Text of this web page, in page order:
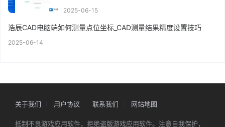
2025-06-15
浩辰CAD电脑端如何测量点位坐标_CAD测量结果精度设置技巧
2025-06-14
关于我们 用户协议 联系我们 网站地图
抵制不良游戏应用软件，拒绝盗版游戏应用软件。注意自我保护，